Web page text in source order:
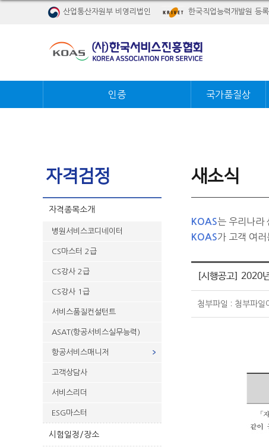
산업통산자원부 비영리법인 한국직업능력개발원 등
인증 국가품질상
자격검정
자격종목소개
병원서비스코디네이터
CS마스터 2급
CS강사 2급
CS강사 1급
서비스품질컨설턴트
ASAT(항공서비스실무능력)
항공서비스매니저
고객상담사
서비스리더
ESG마스터
시험일정/장소
새소식
KOAS는 우리나라
KOAS가 고객 여
[시행공고] 2020
첨부파일 : 첨부파일